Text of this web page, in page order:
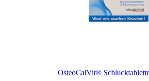
OsteoCalVit®